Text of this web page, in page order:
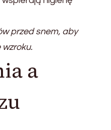
przed snem, aby
a